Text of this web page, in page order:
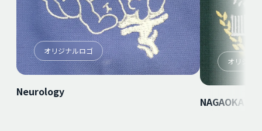
オリジナルロゴ
Neurology
オリジナ
NAGAOKA